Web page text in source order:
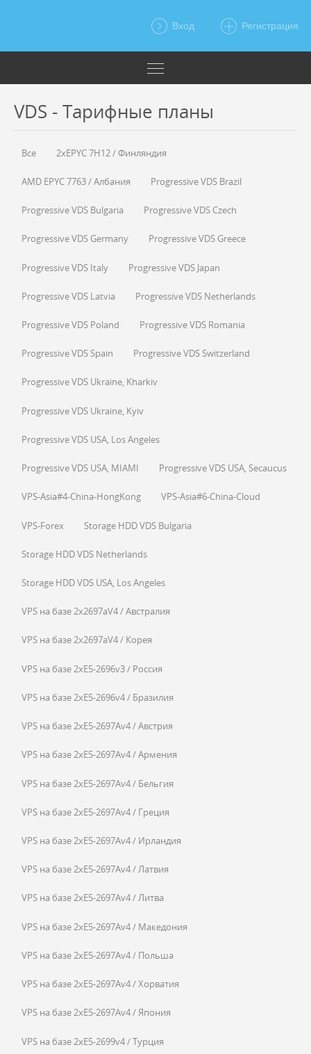
Вход Регистрация
VDS - Тарифные планы
Все 2xEPYC 7H12 / Финляндия
AMD EPYC 7763 / Албания Progressive VDS Brazil
Progressive VDS Bulgaria Progressive VDS Czech
Progressive VDS Germany Progressive VDS Greece
Progressive VDS Italy Progressive VDS Japan
Progressive VDS Latvia Progressive VDS Netherlands
Progressive VDS Poland Progressive VDS Romania
Progressive VDS Spain Progressive VDS Switzerland
Progressive VDS Ukraine, Kharkiv
Progressive VDS Ukraine, Kyiv
Progressive VDS USA, Los Angeles
Progressive VDS USA, MIAMI Progressive VDS USA, Secaucus
VPS-Asia#4-China-HongKong VPS-Asia#6-China-Cloud
VPS-Forex Storage HDD VDS Bulgaria
Storage HDD VDS Netherlands
Storage HDD VDS USA, Los Angeles
VPS на базе 2x2697aV4 / Австралия
VPS на базе 2x2697aV4 / Корея
VPS на базе 2xE5-2696v3 / Россия
VPS на базе 2xE5-2696v4 / Бразилия
VPS на базе 2xE5-2697Av4 / Австрия
VPS на базе 2xE5-2697Av4 / Армения
VPS на базе 2xE5-2697Av4 / Бельгия
VPS на базе 2xE5-2697Av4 / Греция
VPS на базе 2xE5-2697Av4 / Ирландия
VPS на базе 2xE5-2697Av4 / Латвия
VPS на базе 2xE5-2697Av4 / Литва
VPS на базе 2xE5-2697Av4 / Македония
VPS на базе 2xE5-2697Av4 / Польша
VPS на базе 2xE5-2697Av4 / Хорватия
VPS на базе 2xE5-2697Av4 / Япония
VPS на базе 2xE5-2699v4 / Турция